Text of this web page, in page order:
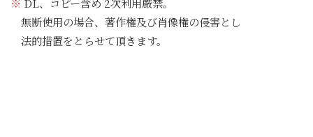
※ DL、コピー含め 2次利用厳禁。
無断使用の場合、著作権及び肖像権の侵害とし
法的措置をとらせて頂きます。